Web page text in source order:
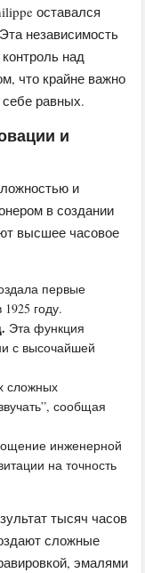
оставался
независимость
над
что крайне важно
равных.
и
и
в создании
высшее часовое
первые
году.
Эта функция
с высочайшей
сложных
сообщая
инженерной
на точность
тысяч часов
сложные
эмалями